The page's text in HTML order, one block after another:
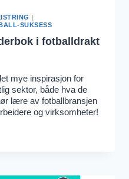
|
SUKSESS
i fotballdrakt
mye inspirasjon for
sektor, både hva de
lære av fotballbransjen
og virksomheter!